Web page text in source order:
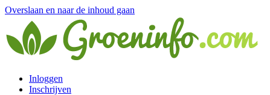
Overslaan en naar de inhoud gaan
Inloggen
Inschrijven